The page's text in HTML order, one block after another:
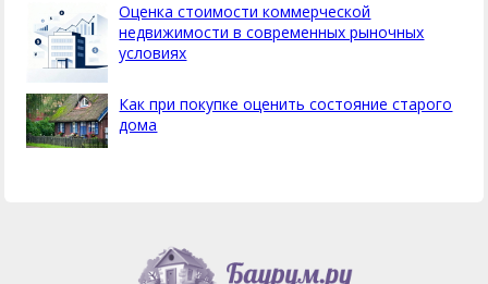
Оценка стоимости коммерческой
недвижимости в современных рыночных
условиях
Как при покупке оценить состояние старого
дома